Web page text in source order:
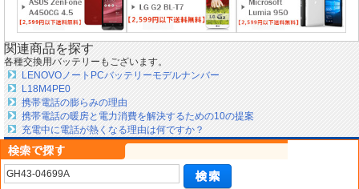
関連商品を探す
各種交換用バッテリーもございます。
LENOVOノートPCバッテリーモデルナンバー
L18M4PE0
携帯電話の膨らみの理由
携帯電話の暖房と電力消費を解決するための10の提案
充電中に電話が熱くなる理由は何ですか？